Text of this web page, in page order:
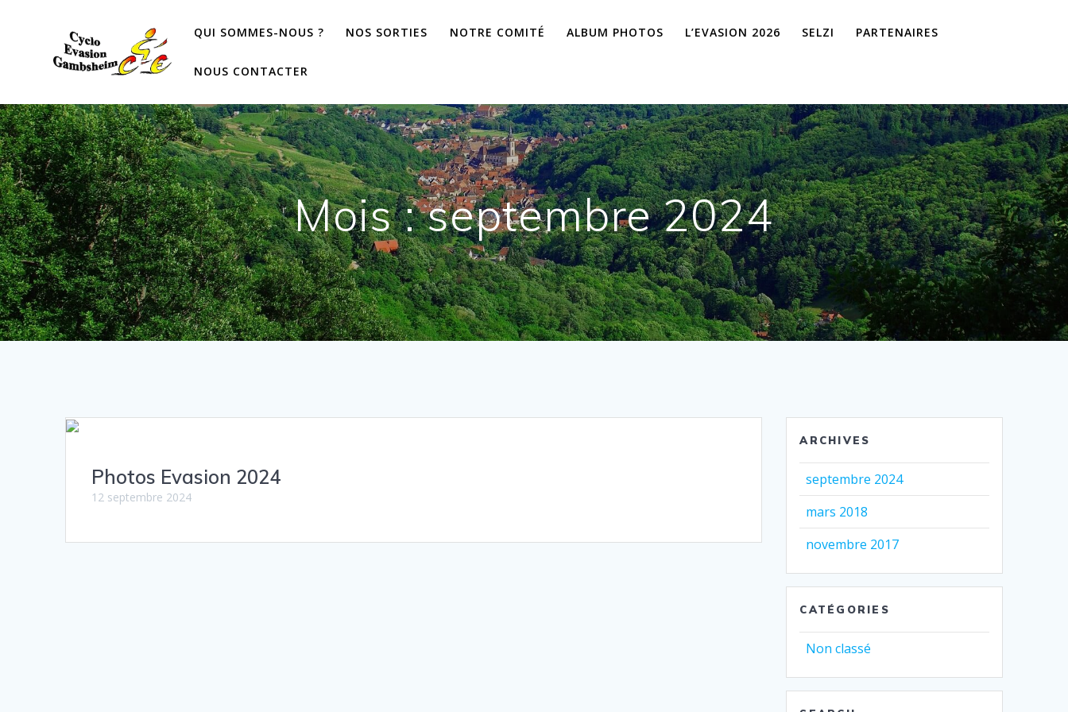
QUI SOMMES-NOUS ? NOS SORTIES NOTRE COMITÉ ALBUM PHOTOS L’EVASION 2026 SELZI PARTENAIRES
NOUS CONTACTER
Mois :septembre 2024
Photos Evasion 2024
12 septembre 2024
ARCHIVES
septembre 2024
mars 2018
novembre 2017
CATÉGORIES
Non classé